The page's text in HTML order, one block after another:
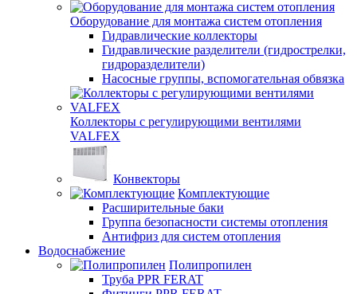
Оборудование для монтажа систем отопления
Гидравлические коллекторы
Гидравлические разделители (гидрострелки,
гидроразделители)
Насосные группы, вспомогательная обвязка
Коллекторы с регулирующими вентилями
VALFEX
Конвекторы
Комплектующие
Расширительные баки
Группа безопасности системы отопления
Антифриз для систем отопления
Водоснабжение
Полипропилен
Труба PPR FERAT